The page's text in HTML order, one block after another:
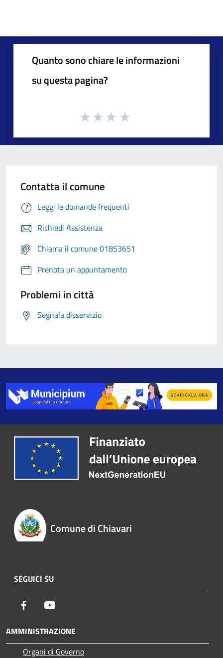
Quanto sono chiare le informazioni
su questa pagina?
Contatta il comune
Leggi le domande frequenti
Richiedi Assistenza
Chiama il comune 01853651
Prenota un appuntamento
Problemi in città
Segnala disservizio
Comune di Chiavari
SEGUICI SU
Facebook
AMMINISTRAZIONE
Organi di Governo